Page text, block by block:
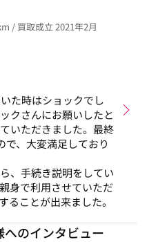
/ 買取成立 2021年2月
た時はショックでし
クさんにお願いしたと
いただきました。最終
で、大変満足しており
、手続き説明をしてい
身で利用させていただ
ることが出来ました。
のインタビュー